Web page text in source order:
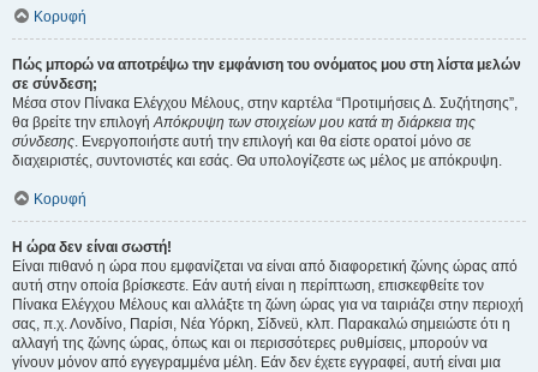
Κορυφή
Πώς μπορώ να αποτρέψω την εμφάνιση του ονόματος μου στη λίστα μελών
σε σύνδεση;
Μέσα στον Πίνακα Ελέγχου Μέλους, στην καρτέλα “Προτιμήσεις Δ. Συζήτησης”,
θα βρείτε την επιλογήΑπόκρυψη των στοιχείων μου κατά τη διάρκεια της
σύνδεσης. Ενεργοποιήστε αυτή την επιλογή και θα είστε ορατοί μόνο σε
διαχειριστές, συντονιστές και εσάς. Θα υπολογίζεστε ως μέλος με απόκρυψη.
Κορυφή
Η ώρα δεν είναι σωστή!
Είναι πιθανό η ώρα που εμφανίζεται να είναι από διαφορετική ζώνης ώρας από
αυτή στην οποία βρίσκεστε. Εάν αυτή είναι η περίπτωση, επισκεφθείτε τον
Πίνακα Ελέγχου Μέλους και αλλάξτε τη ζώνη ώρας για να ταιριάζει στην περιοχή
σας, π.χ. Λονδίνο, Παρίσι, Νέα Υόρκη, Σίδνεϋ, κλπ. Παρακαλώ σημειώστε ότι η
αλλαγή της ζώνης ώρας, όπως και οι περισσότερες ρυθμίσεις, μπορούν να
γίνουν μόνον από εγγεγραμμένα μέλη. Εάν δεν έχετε εγγραφεί, αυτή είναι μια